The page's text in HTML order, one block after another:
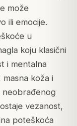
može
ili emocije.
u
koju klasični
i mentalna
koža i
neobrađenog
vezanost,
poteškoća